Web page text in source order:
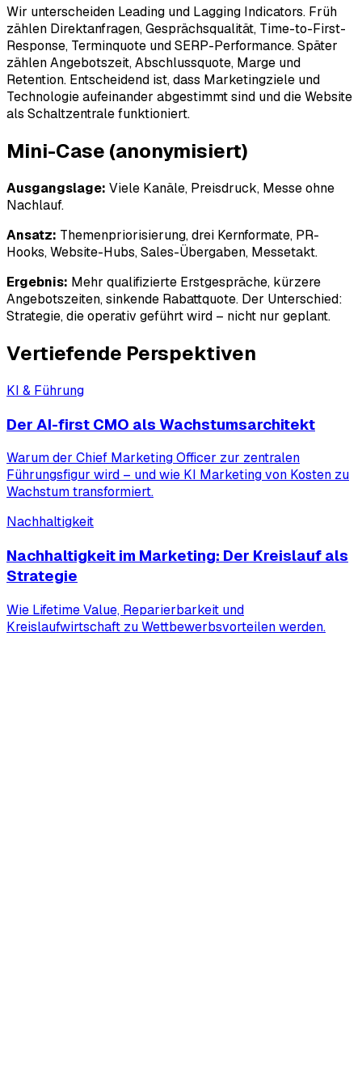
Wir unterscheiden Leading und Lagging Indicators. Früh
zählen Direktanfragen, Gesprächsqualität, Time-to-First-
Response, Terminquote und SERP-Performance. Später
zählen Angebotszeit, Abschlussquote, Marge und
Retention. Entscheidend ist, dass Marketingziele und
Technologie aufeinander abgestimmt sind und die Website
als Schaltzentrale funktioniert.
Mini-Case (anonymisiert)
Ausgangslage: Viele Kanäle, Preisdruck, Messe ohne
Nachlauf.
Ansatz: Themenpriorisierung, drei Kernformate, PR-
Hooks, Website-Hubs, Sales-Übergaben, Messetakt.
Ergebnis: Mehr qualifizierte Erstgespräche, kürzere
Angebotszeiten, sinkende Rabattquote. Der Unterschied:
Strategie, die operativ geführt wird – nicht nur geplant.
Vertiefende Perspektiven
KI & Führung
Der AI-first CMO als Wachstumsarchitekt
Warum der Chief Marketing Officer zur zentralen
Führungsfigur wird – und wie KI Marketing von Kosten zu
Wachstum transformiert.
Nachhaltigkeit
Nachhaltigkeit im Marketing: Der Kreislauf als
Strategie
Wie Lifetime Value, Reparierbarkeit und
Kreislaufwirtschaft zu Wettbewerbsvorteilen werden.